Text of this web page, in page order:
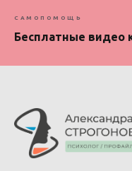
САМОПОМОЩЬ
Бесплатные видео